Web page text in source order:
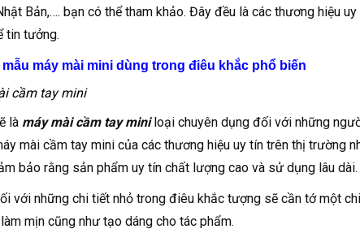
Bản,…. bạn có thể tham khảo. Đây đều là các thương hiệu
tin tưởng.
máy mài mini dùng trong điêu khắc phổ biến
cầm tay mini
là máy mài cầm tay miniloại chuyên dụng đối với những
mài cầm tay mini của các thương hiệu uy tín trên thị trường
bảo rằng sản phẩm uy tín chất lượng cao và sử dụng lâu dài.
với những chi tiết nhỏ trong điêu khắc tượng sẽ cần tớ một
mịn cũng như tạo dáng cho tác phẩm.